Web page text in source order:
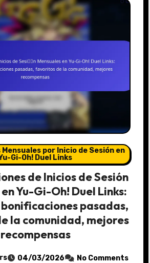
por Inicio de Sesión en
Gi-Oh! Duel Links
de Inicios de Sesión
Yu-Gi-Oh! Duel Links:
pasadas,
la comunidad, mejores
recompensas
04/03/2026 No Comments